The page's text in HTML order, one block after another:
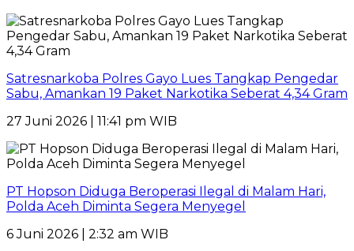
Satresnarkoba Polres Gayo Lues Tangkap Pengedar
Sabu, Amankan 19 Paket Narkotika Seberat 4,34 Gram
27 Juni 2026 | 11:41 pm WIB
PT Hopson Diduga Beroperasi Ilegal di Malam Hari,
Polda Aceh Diminta Segera Menyegel
6 Juni 2026 | 2:32 am WIB